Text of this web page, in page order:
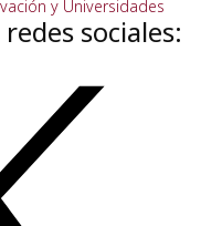
sociales: